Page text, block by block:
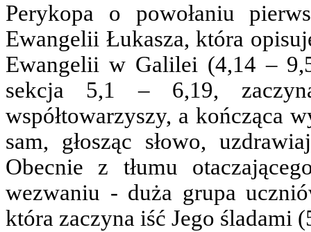
Perykopa o powołaniu
Ewangelii Łukasza, która
Ewangelii w Galilei (4,14 –
sekcja 5,1 – 6,19,
współtowarzyszy, a kończąca
sam, głosząc słowo,
Obecnie z tłumu
wezwaniu ‑ duża grupa
która zaczyna iść Jego śladami